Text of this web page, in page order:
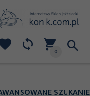
0
SZUKANIE